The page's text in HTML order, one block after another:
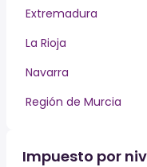
Extremadura
La Rioja
Navarra
Región de Murcia
Impuesto por